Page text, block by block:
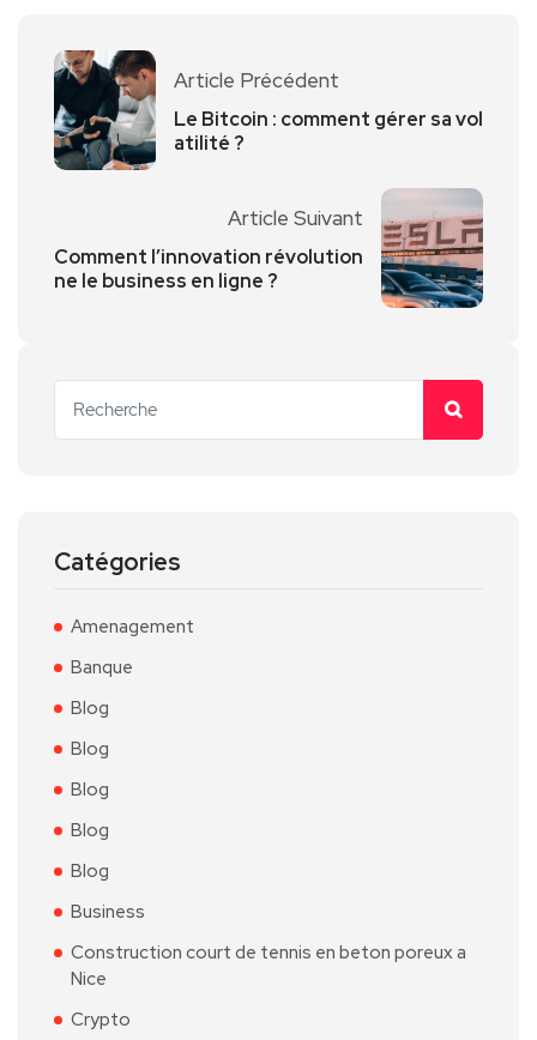
Article Précédent
Le Bitcoin : comment gérer sa vol
atilité ?
Article Suivant
Comment l’innovation révolution
ne le business en ligne ?
Catégories
Amenagement
Banque
Blog
Blog
Blog
Blog
Blog
Business
Construction court de tennis en beton poreux a
Nice
Crypto